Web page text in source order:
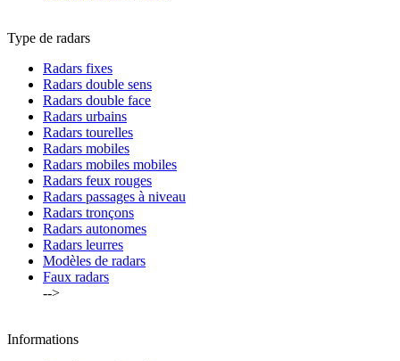
Type de radars
Radars fixes
Radars double sens
Radars double face
Radars urbains
Radars tourelles
Radars mobiles
Radars mobiles mobiles
Radars feux rouges
Radars passages à niveau
Radars tronçons
Radars autonomes
Radars leurres
Modèles de radars
Faux radars
-->
Informations